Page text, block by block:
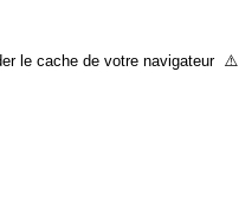
le cache de votre navigateur ⚠️